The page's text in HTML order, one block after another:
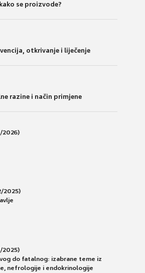
se proizvode?
otkrivanje i liječenje
razine i način primjene
2026)
2025)
2025)
do fatalnog: izabrane teme iz
nefrologije i endokrinologije